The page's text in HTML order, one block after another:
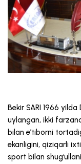
Bekir SARI 1966
uylangan, ikki
bilan e’tiborni
ekanligini, qiziqarli
sport bilan